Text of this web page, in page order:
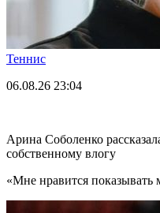
Теннис
06.08.26 23:04
Арина Соболенко
собственному влогу
«Мне нравится показывать